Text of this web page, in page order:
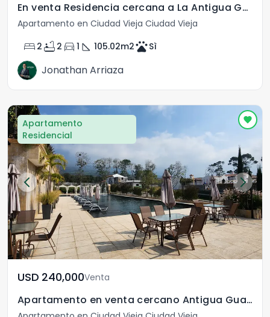
En venta Residencia cercana a La Antigua Guatemala
Apartamento en Ciudad Vieja Ciudad Vieja
bed 2 bathtub 2 directions_car 1 square_foot 105.02m2petsSì
Jonathan Arriaza
Apartamento
Residencial
USD	240,000Venta
Apartamento en venta cercano Antigua Guatemala